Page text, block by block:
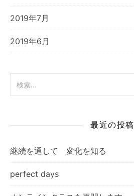
2019年7月
2019年6月
最近の投稿
継続を通して 変化を知る
perfect days